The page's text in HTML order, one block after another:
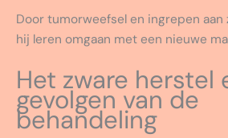
Door tumorweefsel en ingrepen
hij leren omgaan met een nieuwe
Het zware herstel
gevolgen van de
behandeling